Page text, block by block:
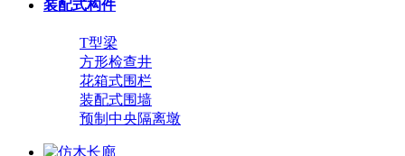
装配式构件
T型梁
方形检查井
花箱式围栏
装配式围墙
预制中央隔离墩